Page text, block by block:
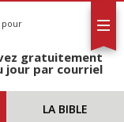
pour
gratuitement
jour par courriel
LA BIBLE